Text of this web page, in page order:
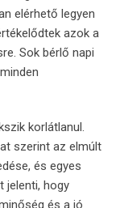
elérhető legyen
azok a
Sok bérlő napi
korlátlanul.
szerint az elmúlt
és egyes
jelenti, hogy
és a jó